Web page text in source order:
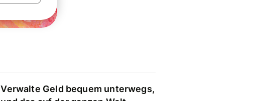
Verwalte Geld bequem unterwegs,